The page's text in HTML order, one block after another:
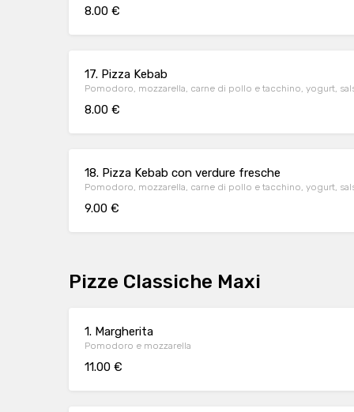
8.00 €
17. Pizza Kebab
Pomodoro, mozzarella, carne di pollo e tacchino, yogurt,
8.00 €
18. Pizza Kebab con verdure fresche
Pomodoro, mozzarella, carne di pollo e tacchino, yogurt,
9.00 €
Pizze Classiche Maxi
1. Margherita
Pomodoro e mozzarella
11.00 €